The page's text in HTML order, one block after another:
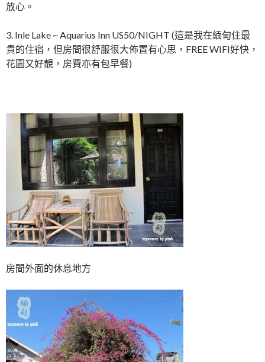
放心。
3. Inle Lake ~ Aquarius Inn US50/NIGHT (這是我在緬甸住最
貴的住宿，但房間很舒服很大佈置有心思，FREE WIFI好快，
花園又好靚，房費亦有包早餐)
房間外面的休息地方